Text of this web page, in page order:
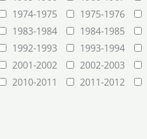
1974-1975 1975-1976
1983-1984 1984-1985
1992-1993 1993-1994
2001-2002 2002-2003
2010-2011 2011-2012